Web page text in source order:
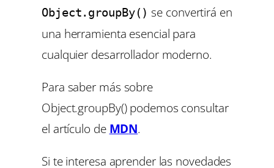
Object.groupBy() se convertirá en
una herramienta esencial para
cualquier desarrollador moderno.
Para saber más sobre
Object.groupBy() podemos consultar
el artículo de MDN.
Si te interesa aprender las novedades